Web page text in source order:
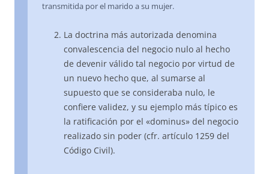
transmitida por el marido a su mujer.
La doctrina más autorizada denomina
convalescencia del negocio nulo al hecho
de devenir válido tal negocio por virtud de
un nuevo hecho que, al sumarse al
supuesto que se consideraba nulo, le
confiere validez, y su ejemplo más típico es
la ratificación por el «dominus» del negocio
realizado sin poder (cfr. artículo 1259 del
Código Civil).